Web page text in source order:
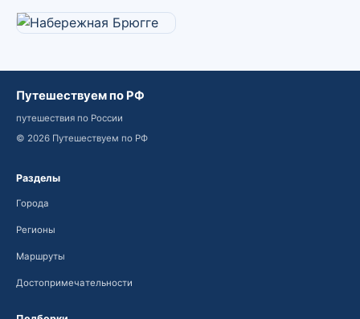
Путешествуем по РФ
путешествия по России
© 2026 Путешествуем по РФ
Разделы
Города
Регионы
Маршруты
Достопримечательности